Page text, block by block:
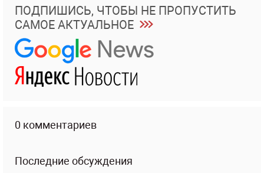
ПОДПИШИСЬ, ЧТОБЫ НЕ ПРОПУСТИТЬ
САМОЕ АКТУАЛЬНОЕ
0 комментариев
Последние обсуждения